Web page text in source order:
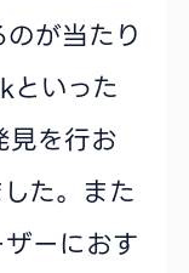
が当たり
といった
見を行お
た。また
ーにおす